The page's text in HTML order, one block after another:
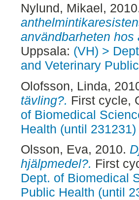
Nylund, Mikael,
användbarheten hos
Uppsala: (VH) >
and Veterinary
Olofsson, Linda,
tävling?. First cycle,
of Biomedical
Health (until 231231)
Olsson, Eva, 2010.
hjälpmedel?. First
Dept. of Biomedical
Public Health (until